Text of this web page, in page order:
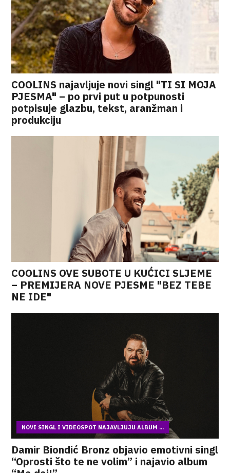
COOLINS najavljuje novi singl "TI SI MOJA
PJESMA" – po prvi put u potpunosti
potpisuje glazbu, tekst, aranžman i
produkciju
COOLINS OVE SUBOTE U KUĆICI SLJEME
– PREMIJERA NOVE PJESME "BEZ TEBE
NE IDE"
NOVI SINGL I VIDEOSPOT NAJAVLJUJU ALBUM ...
Damir Biondić Bronz objavio emotivni singl
“Oprosti što te ne volim” i najavio album